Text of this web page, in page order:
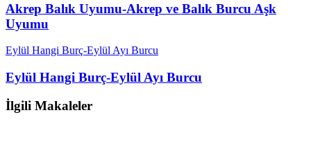
Akrep Balık Uyumu-Akrep ve Balık Burcu Aşk
Uyumu
Eylül Hangi Burç-Eylül Ayı Burcu
Eylül Hangi Burç-Eylül Ayı Burcu
İlgili Makaleler